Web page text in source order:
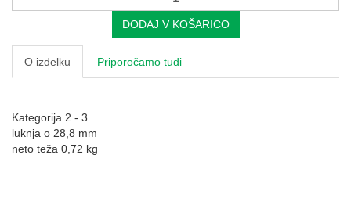
DODAJ V KOŠARICO
O izdelku Priporočamo tudi
Kategorija 2 - 3.
luknja o 28,8 mm
neto teža 0,72 kg